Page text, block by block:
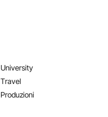
University
Travel
Produzioni